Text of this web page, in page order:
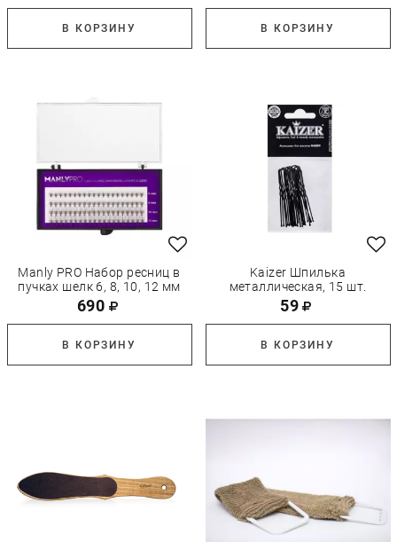
В КОРЗИНУ В КОРЗИНУ
Manly PRO Набор ресниц в
пучках шелк 6, 8, 10, 12 мм
690
В КОРЗИНУ
Kaizer Шпилька
металлическая, 15 шт.
59
В КОРЗИНУ